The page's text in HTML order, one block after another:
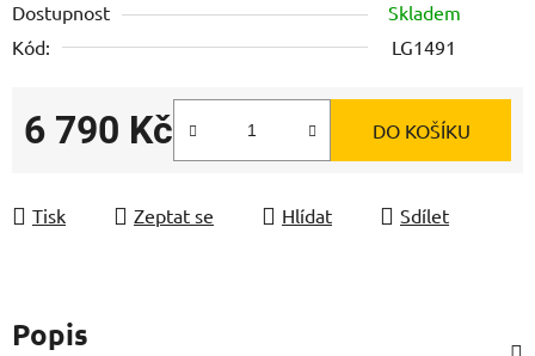
Dostupnost
Skladem
Kód:
LG1491
6 790 Kč DO KOŠÍKU
Tisk Zeptat se Hlídat Sdílet
Popis